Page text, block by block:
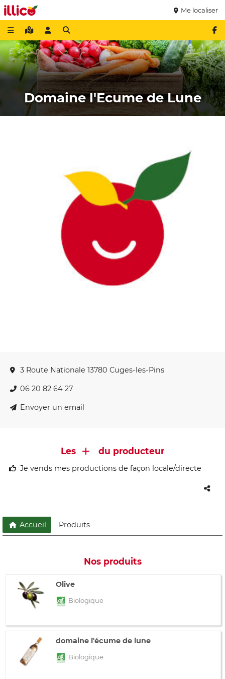
Me localiser
Domaine l'Ecume de Lune
3 Route Nationale 13780 Cuges-les-Pins
06 20 82 64 27
Envoyer un email
Les du producteur
Je vends mes productions de façon locale/directe
Accueil Produits
Nos produits
Olive
Biologique
domaine l'écume de lune
Biologique